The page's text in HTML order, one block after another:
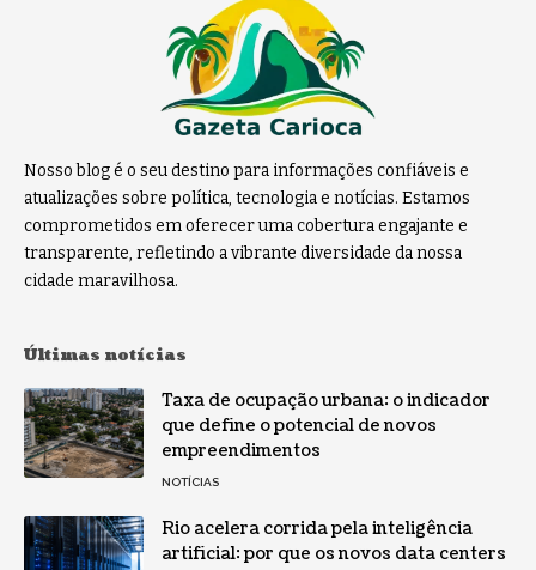
Nosso blog é o seu destino para informações confiáveis e
atualizações sobre política, tecnologia e notícias. Estamos
comprometidos em oferecer uma cobertura engajante e
transparente, refletindo a vibrante diversidade da nossa
cidade maravilhosa.
Últimas notícias
Taxa de ocupação urbana: o indicador
que define o potencial de novos
empreendimentos
NOTÍCIAS
Rio acelera corrida pela inteligência
artificial: por que os novos data centers